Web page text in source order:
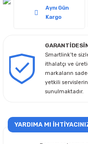
Aynı Gün
Kargo
Smartlink’te
ithalatçı ve
markaların
yetkili
sunulmaktadır.
YARDIMA MI